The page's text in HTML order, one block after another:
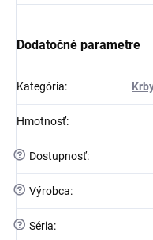
Dodatočné parametre
Kategória:
Hmotnosť:
? Dostupnosť:
? Výrobca:
? Séria: